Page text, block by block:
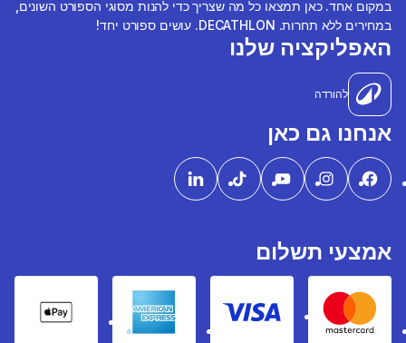
במקום אחד. כאן תמצאו כל מה שצריך כדי להנות מסוגי הספורט השונים,
במחירים ללא תחרות. DECATHLON. עושים ספורט יחד!
האפליקציה שלנו
להורדה
אנחנו גם כאן
אמצעי תשלום
Mastercard
Visa
American express
Pay